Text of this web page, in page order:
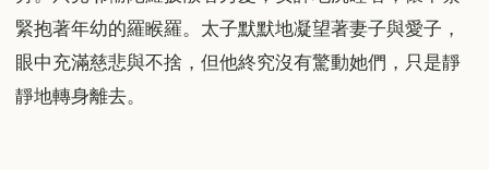
緊抱著年幼的羅睺羅。太子默默地凝望著妻子與愛子，
眼中充滿慈悲與不捨，但他終究沒有驚動她們，只是靜
靜地轉身離去。